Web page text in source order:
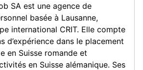
SA est une agence de
basée à Lausanne,
international CRIT. Elle compte
d’expérience dans le placement
en Suisse romande et
en Suisse alémanique. Ses